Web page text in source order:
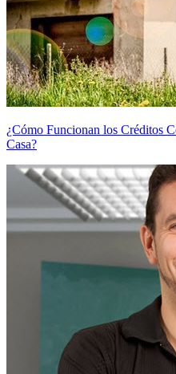
¿Cómo Funcionan los Créditos
Casa?